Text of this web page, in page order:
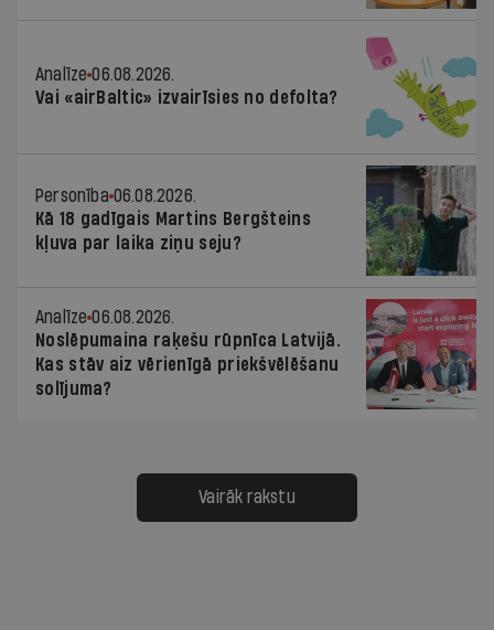
Analīze 06.08.2026.
Vai «airBaltic» izvairīsies no defolta?
Personība 06.08.2026.
Kā 18 gadīgais Martins Bergšteins
kļuva par laika ziņu seju?
Analīze 06.08.2026.
Noslēpumaina raķešu rūpnīca Latvijā.
Kas stāv aiz vērienīgā priekšvēlēšanu
solījuma?
Vairāk rakstu